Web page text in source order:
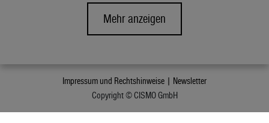
Mehr anzeigen
Impressum und Rechtshinweise | Newsletter
Copyright © CISMO GmbH